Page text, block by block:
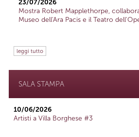
23/07/2026
Mostra Robert Mapplethorpe,
Museo dell'Ara Pacis e il Teatro
leggi tutto
SALA STAMPA
10/06/2026
Artisti a Villa Borghese #3